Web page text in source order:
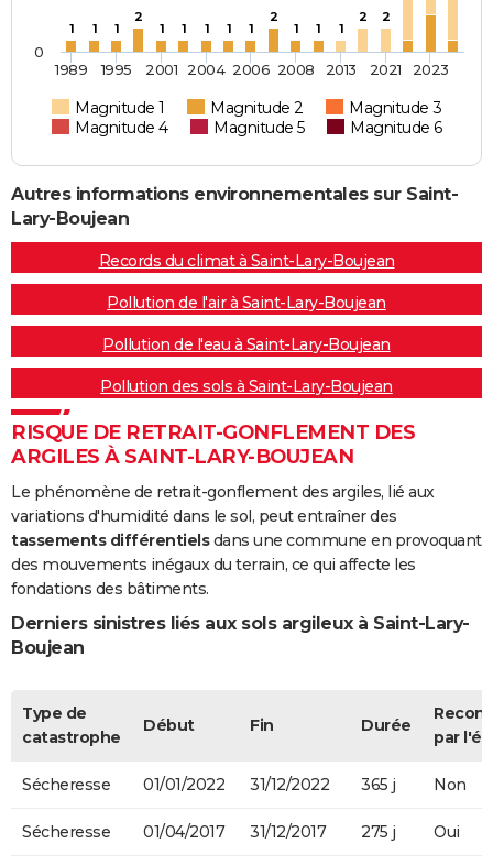
1 1 1
2
1 1 1 1 1
2
1 1 1
2 2
Magnitude 1 Magnitude 2
Magnitude 3
Magnitude 4
Magnitude 5 Magnitude 6
1989 1995 2001 2004 2006 2008 2013 2021 2023
0
Autres informations environnementales sur Saint-
Lary-Boujean
Records du climat à Saint-Lary-Boujean
Pollution de l'air à Saint-Lary-Boujean
Pollution de l'eau à Saint-Lary-Boujean
Pollution des sols à Saint-Lary-Boujean
RISQUE DE RETRAIT-GONFLEMENT DES
ARGILES À SAINT-LARY-BOUJEAN
Le phénomène de retrait-gonflement des argiles, lié aux
variations d'humidité dans le sol, peut entraîner des
tassements différentielsdans une commune en provoquant
des mouvements inégaux du terrain, ce qui affecte les
fondations des bâtiments.
Derniers sinistres liés aux sols argileux à Saint-Lary-
Boujean
Type de
catastrophe
Début Fin Durée
par
Sécheresse 01/01/2022 31/12/2022 365 j Non
Sécheresse 01/04/2017 31/12/2017 275 j Oui